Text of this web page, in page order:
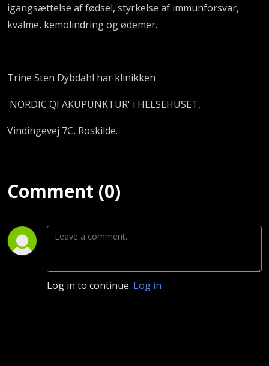
igangsættelse af fødsel, styrkelse af immunforsvar,
kvalme, kemolindring og ødemer.
Trine Sten Dybdahl har klinikken
'NORDIC QI AKUPUNKTUR' i HELSEHUSET,
Vindingevej 7C, Roskilde.
Comment (0)
Log in to continue. Log in